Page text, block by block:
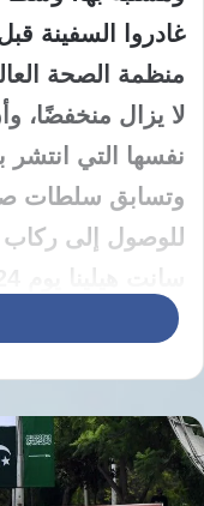
غادروا السفينة
منظمة الصحة
لا يزال منخفضًا،
نفسها التي انتشر
وتسابق سلطات
للوصول إلى ركاب
عن تفشي
غادروا السفينة